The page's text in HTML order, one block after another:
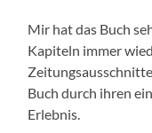
Mir hat das Buch
Kapiteln immer
Buch durch ihren
Erlebnis.